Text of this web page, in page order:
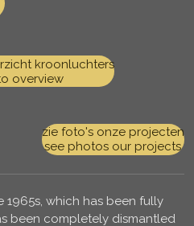
kroonluchters
overview
zie foto's onze projecten
see photos our projects
which has been fully
been completely dismantled